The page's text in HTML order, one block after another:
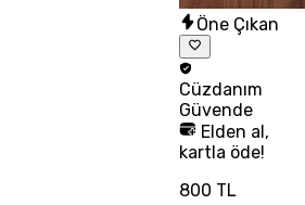
Öne Çıkan
Cüzdanım
Güvende
Elden al,
kartla öde!
800 TL